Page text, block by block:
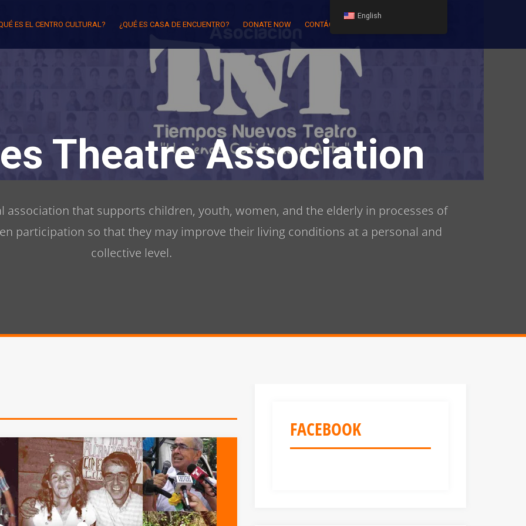
ES EL CENTRO CULTURAL? ¿QUÉ ES CASA DE ENCUENTRO? DONATE NOW CONTÁCTENOS
Theatre Association
association that supports children, youth, women, and the elderly in processes of
participation so that they may improve their living conditions at a personal and
collective level.
FACEBOOK
English